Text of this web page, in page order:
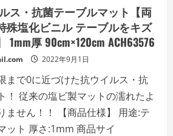
ス・抗菌テーブルマット【両
殊塩化ビニル テーブルをキズ
厚 90cm×120cm ACH63576
2022年9月1日
まで0に近づけた抗ウイルス・抗
！ 従来の塩ビ製マットの濡れたよ
ません！！ 【商品仕様】 用途:テ
ット 厚さ:1mm 商品サイ